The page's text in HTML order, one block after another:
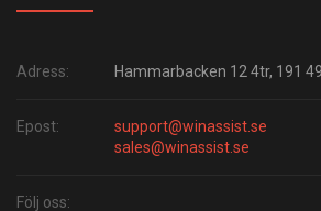
Adress: Hammarbacken 12 4tr, 191
Epost:
support@winassist.se
sales@winassist.se
Följ oss: